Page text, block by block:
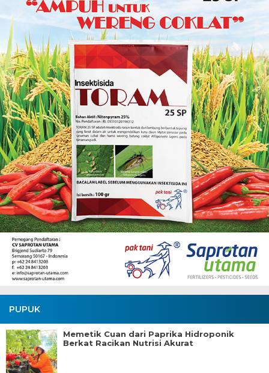
PUPUK
Memetik Cuan dari Paprika Hidroponik
Berkat Racikan Nutrisi Akurat